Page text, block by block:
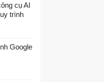
cụ AI
trình
Google